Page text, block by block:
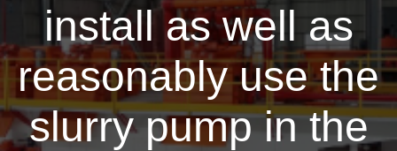
install as well as
reasonably use the
slurry pump in the